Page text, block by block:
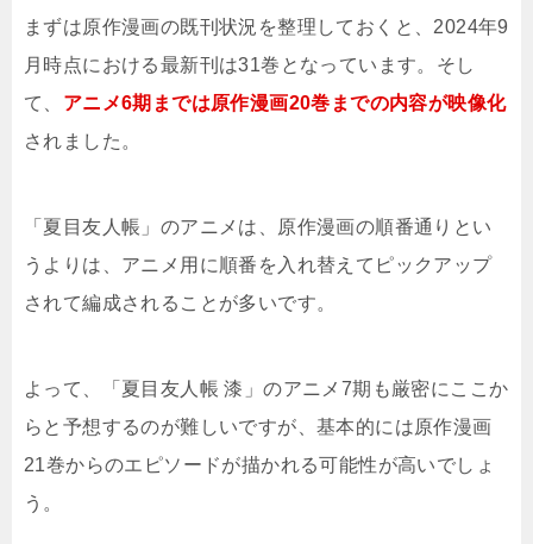
まずは原作漫画の既刊状況を整理しておくと、2024年9
月時点における最新刊は31巻となっています。そし
て、 アニメ6期までは原作漫画20巻までの内容が映像化
されました。
「夏目友人帳」のアニメは、原作漫画の順番通りとい
うよりは、アニメ用に順番を入れ替えてピックアップ
されて編成されることが多いです。
よって、「夏目友人帳 漆」のアニメ7期も厳密にここか
らと予想するのが難しいですが、基本的には原作漫画
21巻からのエピソードが描かれる可能性が高いでしょ
う。